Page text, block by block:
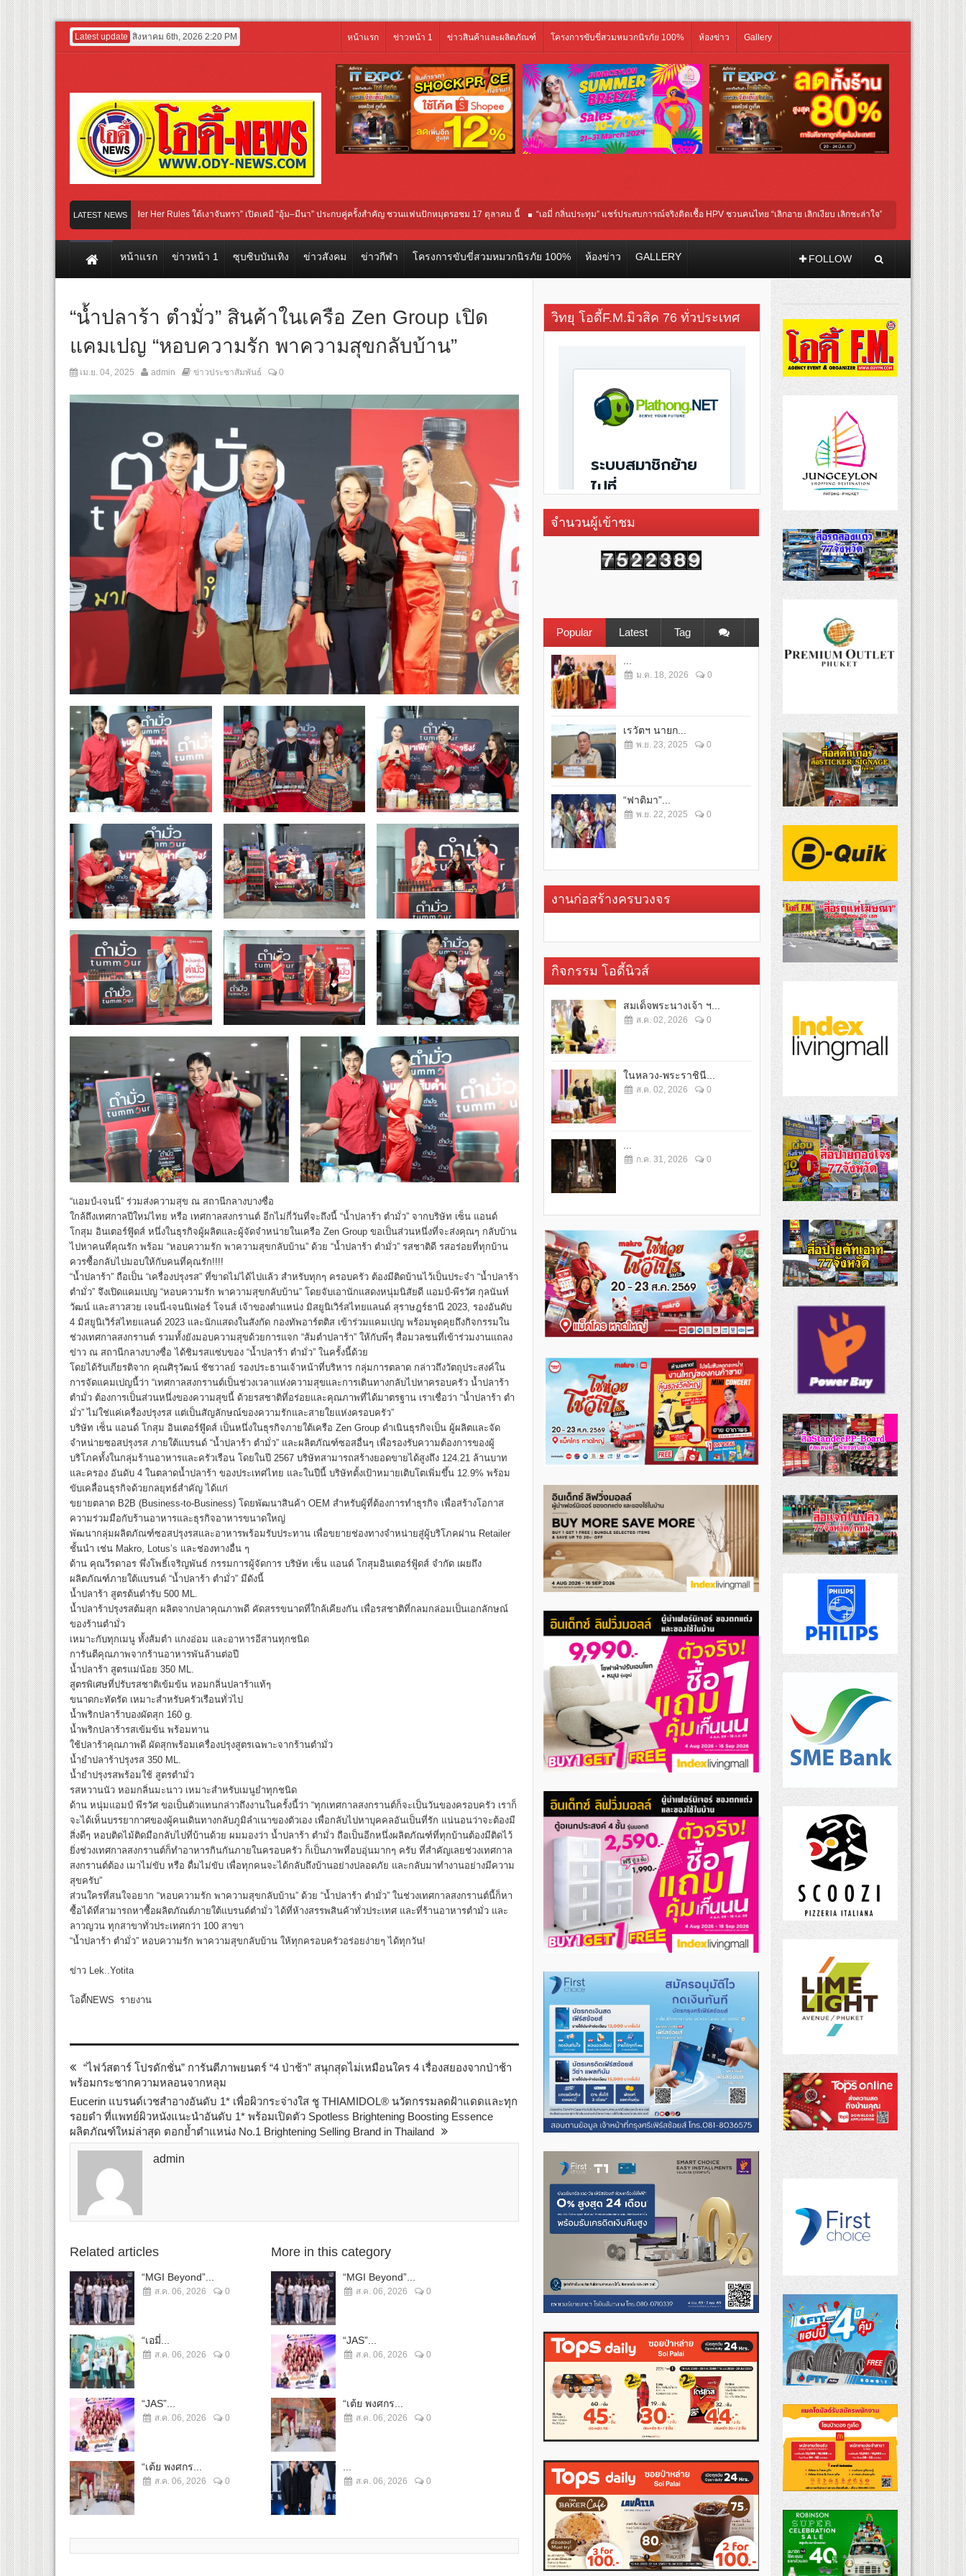
Latest update สิงหาคม 6th, 2026 2:20 PM หน้าแรก ข่าวหน้า 1 ข่าวสินค้าและผลิตภัณฑ์ โครงการขับขี่สวมหมวกนิรภัย 100% ห้องข่าว Gallery
LATEST NEWS
วงซีรีส์ iQIYI Original “Under Her Rules ใต้เงาจันทรา” เปิดเคมี “อุ้ม–มีนา” ประกบคู่ครั้งสำคัญ ชวนแฟนปักหมุดรอชม 17 ตุลาคม นี้ “เอมี่ กลิ่นประทุม” แชร์ประสบการณ์จริงติดเชื้อ HPV ชวนคนไทย “เลิกอาย เลิกเงียบ เลิกชะล่าใจ” เรื่อง HPV ในแคมเปญ “HPV ไม่
งแรก! ภาพยนตร์ฟอร์มยักษ์ ‘คุณยายวรนาฏ’ (INHERIT) เตรียมคายตะขาบหนังไทยในรอบปฐมทัศน์โลก ณ เทศกาลภาพยนตร์นานาชาติโตรอนโต “จุ๋ย วรัทยา” ทุ่มสุดชีวิต โกนหัวรับบทแม่ชี นำทีมนักแสดงประชันความสยอง!
หน้าแรก ข่าวหน้า 1 ซุบซิบบันเทิง ข่าวสังคม ข่าวกีฬา โครงการขับขี่สวมหมวกนิรภัย 100% ห้องข่าว GALLERY FOLLOW
“น้ำปลาร้า ตำมั่ว” สินค้าในเครือ Zen Group เปิด
แคมเปญ “หอบความรัก พาความสุขกลับบ้าน”
เม.ย. 04, 2025 admin ข่าวประชาสัมพันธ์ 0
“แอมป์-เจนนี่” ร่วมส่งความสุข ณ สถานีกลางบางซื่อ
ใกล้ถึงเทศกาลปีใหม่ไทย หรือ เทศกาลสงกรานต์ อีกไม่กี่วันที่จะถึงนี้ “น้ำปลาร้า ตำมั่ว” จากบริษัท เซ็น แอนด์
โกสุม อินเตอร์ฟู๊ดส์ หนึ่งในธุรกิจผู้ผลิตและผู้จัดจำหน่ายในเครือ Zen Group ขอเป็นส่วนหนึ่งที่จะส่งคุณๆ กลับบ้าน
ไปหาคนที่คุณรัก พร้อม “หอบความรัก พาความสุขกลับบ้าน” ด้วย “น้ำปลาร้า ตำมั่ว” รสชาติดี รสอร่อยที่ทุกบ้าน
ควรซื้อกลับไปมอบให้กับคนที่คุณรัก!!!!
“น้ำปลาร้า” ถือเป็น “เครื่องปรุงรส” ที่ขาดไม่ได้ไปแล้ว สำหรับทุกๆ ครอบครัว ต้องมีติดบ้านไว้เป็นประจำ “น้ำปลาร้า
ตำมั่ว” จึงเปิดแคมเปญ “หอบความรัก พาความสุขกลับบ้าน” โดยจับเอานักแสดงหนุ่มนิสัยดี แอมป์-พีรวัศ กุลนันท์
วัฒน์ และสาวสวย เจนนี่-เจนนิเฟอร์ โจนส์ เจ้าของตำแหน่ง มิสยูนิเวิร์สไทยแลนด์ สุราษฎร์ธานี 2023, รองอันดับ
4 มิสยูนิเวิร์สไทยแลนด์ 2023 และนักแสดงในสังกัด กองทัพอาร์ตติส เข้าร่วมแคมเปญ พร้อมพูดคุยถึงกิจกรรมใน
ช่วงเทศกาลสงกรานต์ รวมทั้งยังมอบความสุขด้วยการแจก “ส้มตำปลาร้า” ให้กับพี่ๆ สื่อมวลชนที่เข้าร่วมงานแถลง
ข่าว ณ สถานีกลางบางซื่อ ได้ชิมรสแซ่บของ “น้ำปลาร้า ตำมั่ว” ในครั้งนี้ด้วย
โดยได้รับเกียรติจาก คุณศิรุวัฒน์ ชัชวาลย์ รองประธานเจ้าหน้าที่บริหาร กลุ่มการตลาด กล่าวถึงวัตถุประสงค์ใน
การจัดแคมเปญนี้ว่า “เทศกาลสงกรานต์เป็นช่วงเวลาแห่งความสุขและการเดินทางกลับไปหาครอบครัว น้ำปลาร้า
ตำมั่ว ต้องการเป็นส่วนหนึ่งของความสุขนี้ ด้วยรสชาติที่อร่อยและคุณภาพที่ได้มาตรฐาน เราเชื่อว่า “น้ำปลาร้า ตำ
มั่ว” ไม่ใช่แค่เครื่องปรุงรส แต่เป็นสัญลักษณ์ของความรักและสายใยแห่งครอบครัว”
บริษัท เซ็น แอนด์ โกสุม อินเตอร์ฟู๊ดส์ เป็นหนึ่งในธุรกิจภายใต้เครือ Zen Group ดำเนินธุรกิจเป็น ผู้ผลิตและจัด
จำหน่ายซอสปรุงรส ภายใต้แบรนด์ “น้ำปลาร้า ตำมั่ว” และผลิตภัณฑ์ซอสอื่นๆ เพื่อรองรับความต้องการของผู้
บริโภคทั้งในกลุ่มร้านอาหารและครัวเรือน โดยในปี 2567 บริษัทสามารถสร้างยอดขายได้สูงถึง 124.21 ล้านบาท
และครอง อันดับ 4 ในตลาดน้ำปลาร้า ของประเทศไทย และในปีนี้ บริษัทตั้งเป้าหมายเติบโตเพิ่มขึ้น 12.9% พร้อม
ขับเคลื่อนธุรกิจด้วยกลยุทธ์สำคัญ ได้แก่
ขยายตลาด B2B (Business-to-Business) โดยพัฒนาสินค้า OEM สำหรับผู้ที่ต้องการทำธุรกิจ เพื่อสร้างโอกาส
ความร่วมมือกับร้านอาหารและธุรกิจอาหารขนาดใหญ่
พัฒนากลุ่มผลิตภัณฑ์ซอสปรุงรสและอาหารพร้อมรับประทาน เพื่อขยายช่องทางจำหน่ายสู่ผู้บริโภคผ่าน Retailer
ชั้นนำ เช่น Makro, Lotus’s และช่องทางอื่น ๆ
ด้าน คุณวีรดาอร พึ่งโพธิ์เจริญพันธ์ กรรมการผู้จัดการ บริษัท เซ็น แอนด์ โกสุมอินเตอร์ฟู้ดส์ จำกัด เผยถึง
ผลิตภัณฑ์ภายใต้แบรนด์ “น้ำปลาร้า ตำมั่ว” มีดังนี้
น้ำปลาร้า สูตรต้นตำรับ 500 ML.
น้ำปลาร้าปรุงรสต้มสุก ผลิตจากปลาคุณภาพดี คัดสรรขนาดที่ใกล้เคียงกัน เพื่อรสชาติที่กลมกล่อมเป็นเอกลักษณ์
ของร้านตำมั่ว
เหมาะกับทุกเมนู ทั้งส้มตำ แกงอ่อม และอาหารอีสานทุกชนิด
การันตีคุณภาพจากร้านอาหารพันล้านต่อปี
น้ำปลาร้า สูตรแม่น้อย 350 ML.
สูตรพิเศษที่ปรับรสชาติเข้มข้น หอมกลิ่นปลาร้าแท้ๆ
ขนาดกะทัดรัด เหมาะสำหรับครัวเรือนทั่วไป
น้ำพริกปลาร้าบองผัดสุก 160 g.
น้ำพริกปลาร้ารสเข้มข้น พร้อมทาน
ใช้ปลาร้าคุณภาพดี ผัดสุกพร้อมเครื่องปรุงสูตรเฉพาะจากร้านตำมั่ว
น้ำยำปลาร้าปรุงรส 350 ML.
น้ำยำปรุงรสพร้อมใช้ สูตรตำมั่ว
รสหวานนัว หอมกลิ่นมะนาว เหมาะสำหรับเมนูยำทุกชนิด
ด้าน หนุ่มแอมป์ พีรวัศ ขอเป็นตัวแทนกล่าวถึงงานในครั้งนี้ว่า “ทุกเทศกาลสงกรานต์ก็จะเป็นวันของครอบครัว เราก็
จะได้เห็นบรรยากาศของผู้คนเดินทางกลับภูมิลำเนาของตัวเอง เพื่อกลับไปหาบุคคลอันเป็นที่รัก แน่นอนว่าจะต้องมี
สิ่งดีๆ หอบติดไม้ติดมือกลับไปที่บ้านด้วย ผมมองว่า น้ำปลาร้า ตำมั่ว ถือเป็นอีกหนึ่งผลิตภัณฑ์ที่ทุกบ้านต้องมีติดไว้
ยิ่งช่วงเทศกาลสงกรานต์ก็ทำอาหารกินกันภายในครอบครัว ก็เป็นภาพที่อบอุ่นมากๆ ครับ ที่สำคัญเลยช่วงเทศกาล
สงกรานต์ต้อง เมาไม่ขับ หรือ ดื่มไม่ขับ เพื่อทุกคนจะได้กลับถึงบ้านอย่างปลอดภัย และกลับมาทำงานอย่างมีความ
สุขครับ”
ส่วนใครที่สนใจอยาก “หอบความรัก พาความสุขกลับบ้าน” ด้วย “น้ำปลาร้า ตำมั่ว” ในช่วงเทศกาลสงกรานต์นี้ก็หา
ซื้อได้ที่สามารถหาซื้อผลิตภัณต์ภายใต้แบรนด์ตำมั่ว ได้ที่ห้างสรรพสินค้าทั่วประเทศ และที่ร้านอาหารตำมั่ว และ
ลาวญวน ทุกสาขาทั่วประเทศกว่า 100 สาขา
“น้ำปลาร้า ตำมั่ว” หอบความรัก พาความสุขกลับบ้าน ให้ทุกครอบครัวอร่อยง่ายๆ ได้ทุกวัน!
ข่าว Lek..Yotita
โอดี้NEWS รายงาน
“ไฟว์สตาร์ โปรดักชั่น” การันตีภาพยนตร์ “4 ป่าช้า” สนุกสุดไม่เหมือนใคร 4 เรื่องสยองจากป่าช้า
พร้อมกระชากความหลอนจากหลุม
Eucerin แบรนด์เวชสำอางอันดับ 1* เพื่อผิวกระจ่างใส ชู THIAMIDOL® นวัตกรรมลดฝ้าแดดและทุก
รอยดำ ที่แพทย์ผิวหนังแนะนำอันดับ 1* พร้อมเปิดตัว Spotless Brightening Boosting Essence
ผลิตภัณฑ์ใหม่ล่าสุด ตอกย้ำตำแหน่ง No.1 Brightening Selling Brand in Thailand
admin
Related articles
“MGI Beyond”...
ส.ค. 06, 2026 0
“เอมี่...
ส.ค. 06, 2026 0
“JAS”...
ส.ค. 06, 2026 0
“เต้ย พงศกร...
ส.ค. 06, 2026 0
More in this category
“MGI Beyond”...
ส.ค. 06, 2026 0
“JAS”...
ส.ค. 06, 2026 0
“เต้ย พงศกร...
ส.ค. 06, 2026 0
ส.ค. 06, 2026 0
วิทยุ โอดี้F.M.มิวสิค 76 ทั่วประเทศ
จำนวนผู้เข้าชม
Popular Latest Tag
ม.ค. 18, 2026 0
เรวัตฯ นายก...
พ.ย. 23, 2025 0
“ฟาติมา”...
พ.ย. 22, 2025 0
งานก่อสร้างครบวงจร
กิจกรรม โอดี้นิวส์
สมเด็จพระนางเจ้า ฯ...
ส.ค. 02, 2026 0
ในหลวง-พระราชินี...
ส.ค. 02, 2026 0
ก.ค. 31, 2026 0